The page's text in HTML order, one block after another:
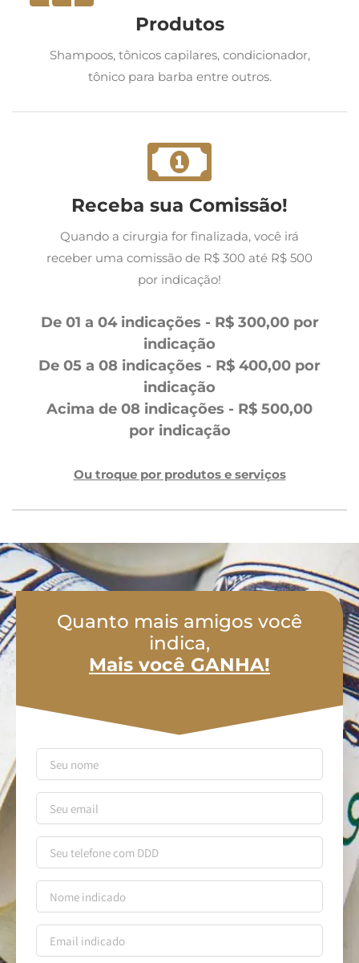
Produtos
Shampoos, tônicos capilares, condicionador,
tônico para barba entre outros.
Receba sua Comissão!
Quando a cirurgia for finalizada, você irá
receber uma comissão de R$ 300 até R$ 500
por indicação!
De 01 a 04 indicações - R$ 300,00 por
indicação
De 05 a 08 indicações - R$ 400,00 por
indicação
Acima de 08 indicações - R$ 500,00
por indicação
Ou troque por produtos e serviços
Quanto mais amigos você
indica,
Mais você GANHA!